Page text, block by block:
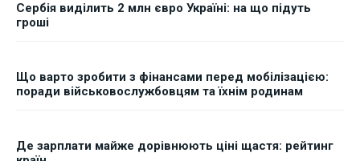
Сербія виділить 2 млн євро Україні: на що підуть
гроші
Що варто зробити з фінансами перед мобілізацією:
поради військовослужбовцям та їхнім родинам
Де зарплати майже дорівнюють ціні щастя: рейтинг